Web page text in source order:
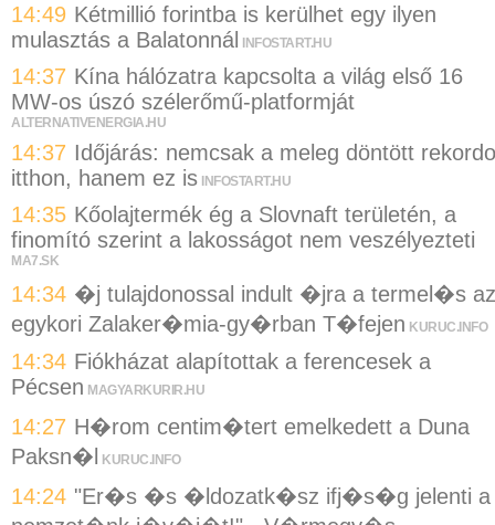
14:49 Kétmillió forintba is kerülhet egy ilyen
mulasztás a Balatonnál
INFOSTART.HU
14:37 Kína hálózatra kapcsolta a világ első 16
MW-os úszó szélerőmű-platformját
ALTERNATIVENERGIA.HU
14:37 Időjárás: nemcsak a meleg döntött
itthon, hanem ez is INFOSTART.HU
14:35 Kőolajtermék ég a Slovnaft területén, a
finomító szerint a lakosságot nem veszélyezteti
MA7.SK
14:34 �j tulajdonossal indult �jra a termel�s az
egykori Zalaker�mia-gy�rban T�fejen KURUC.INFO
14:34 Fiókházat alapítottak a ferencesek a
Pécsen MAGYARKURIR.HU
14:27 H�rom centim�tert emelkedett a Duna
Paksn�l KURUC.INFO
14:24 "Er�s �s �ldozatk�sz ifj�s�g jelenti a